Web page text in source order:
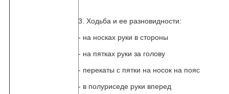
3. Ходьба и ее разновидности:
- на носках руки в стороны
- на пятках руки за голову
- перекаты с пятки на носок на пояс
- в полуриседе руки вперед